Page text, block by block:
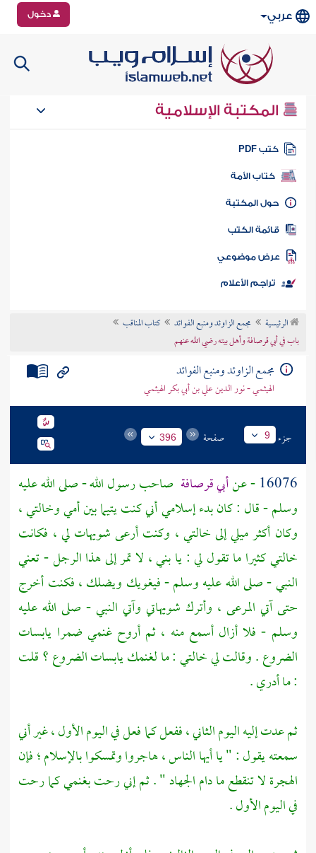
عربي دخول
المكتبة الإسلامية
كتب PDF
كتاب الأمة
المكتبة
الكتب
موضوعي
تراجم الأعلام
الرئيسية مجمع الزاوئد ومنبع الفوائد
كتاب المناقب
باب في أبي قرصافة وأهل بيته رضي الله عنهم
مجمع الزاوئد ومنبع الفوائد
الهيثمي - نور الدين علي بن أبي بكر الهيثمي
جزء 9 صفحة 396
16076- عنأبي قرصافة صاحب رسول الله - صلى الله عليه
وسلم - قال : كان بدء إسلامي أني كنت يتيما بين أمي وخالتي ،
وكان أكثر ميلي إلى خالتي ، وكنت أرعى شويهات لي ، فكانت
خالتي كثيرا ما تقول لي : يا بني ، لا تمر إلى هذا الرجل - تعني
النبي - صلى الله عليه وسلم - فيغويك ويضلك ، فكنت أخرج
حتى آتي المرعى ، وأترك شويهاتي وآتي النبي - صلى الله عليه
وسلم - فلا أزال أسمع منه ، ثم أروح غنمي ضمرا يابسات
الضروع . وقالت لي خالتي : ما لغنمك يابسات الضروع ؟ قلت
: ما أدري .
ثم عدت إليه اليوم الثاني ، ففعل كما فعل في اليوم الأول ، غير أني
سمعته يقول : " يا أيها الناس ، هاجروا وتمسكوا بالإسلام ؛ فإن
الهجرة لا تنقطع ما دام الجهاد " . ثم إني رحت بغنمي كما رحت
في اليوم الأول .